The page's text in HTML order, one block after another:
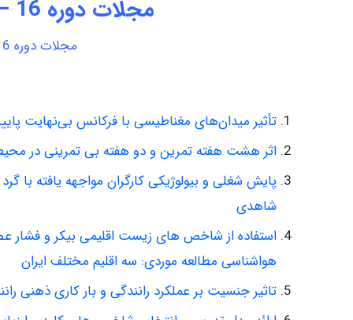
مجلات دوره 16 – شماره 1 سلامت کار ایران
مجلات دوره 16 – شماره 1 سلامت کار ایران
تأثیر میدان‌های مغناطیسی با فرکانس بی‌نهایت
اثر هشت هفته تمرین و دو هفته بی تمرینی در
پایش شغلی و بیولوژیکی کارگران مواجهه یافته با
شاهدی
استفاده از شاخص های زیست اقلیمی بیکر و فشار
هواشناسی مطالعه موردی: سه اقلیم مختلف ایران
تاثیر جنسیت بر عملکرد رانندگی و بار کاری ذهنی